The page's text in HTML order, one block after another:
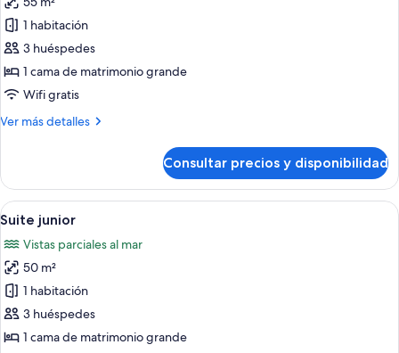
fotos
de
Loft,
vistas
al
1 habitación
3 huéspedes
1 cama de matrimonio grande
Wifi gratis
Ver más detalles
Más
vistas
al
mar
Consultar precios y disponibilidad
Abrir
todas
las
fotos
de
Suite
junior
Habitación de hotel moderna con
10
Suite junior
Vistas parciales al mar
50 m²
1 habitación
3 huéspedes
1 cama de matrimonio grande